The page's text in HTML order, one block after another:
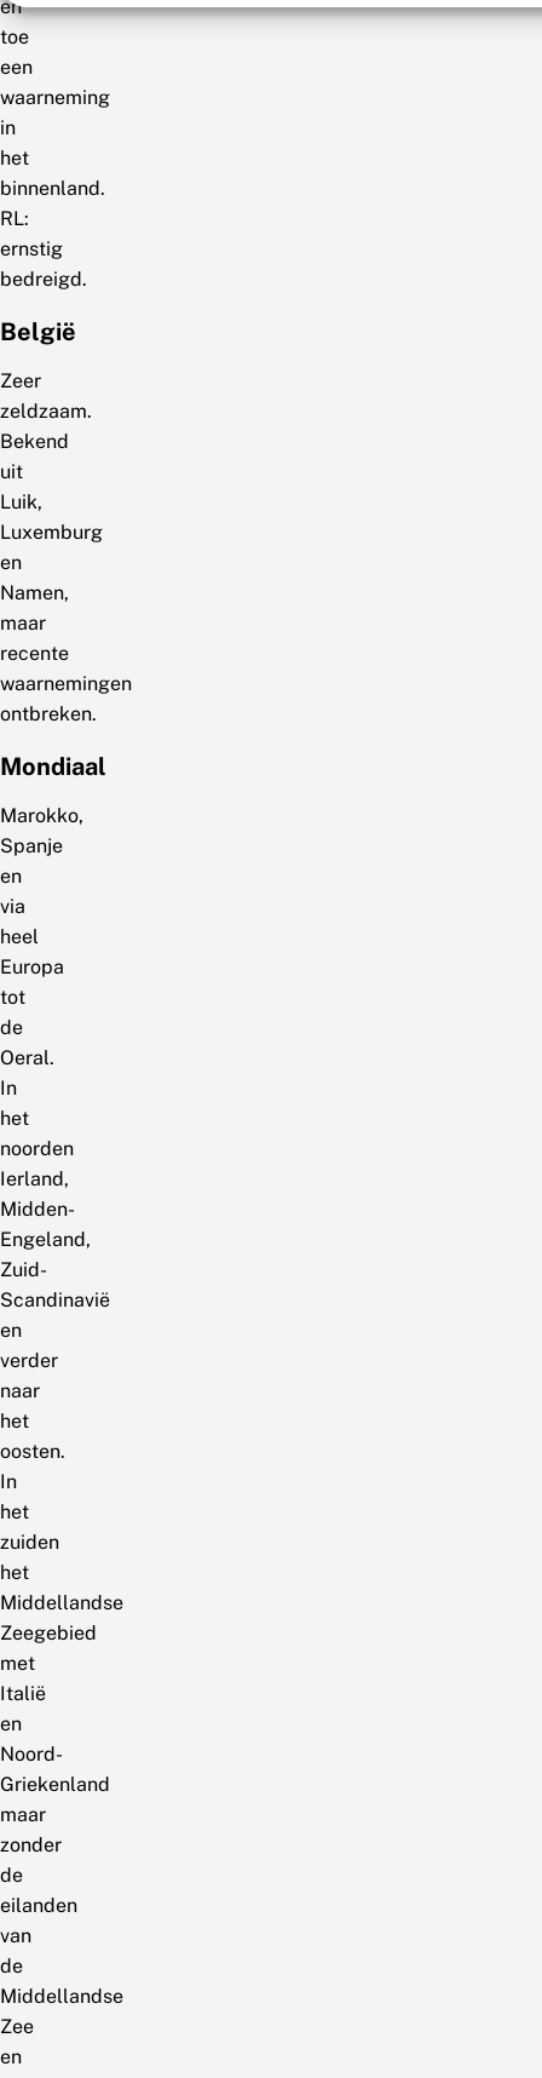
en
toe
een
waarneming
in
het
binnenland.
RL:
ernstig
bedreigd.
België
Zeer
zeldzaam.
Bekend
uit
Luik,
Luxemburg
en
Namen,
maar
recente
waarnemingen
ontbreken.
Mondiaal
Marokko,
Spanje
en
via
heel
Europa
tot
de
Oeral.
In
het
noorden
Ierland,
Midden-
Engeland,
Zuid-
Scandinavië
en
verder
naar
het
oosten.
In
het
zuiden
het
Middellandse
Zeegebied
met
Italië
en
Noord-
Griekenland
maar
zonder
de
eilanden
van
de
Middellandse
Zee
en